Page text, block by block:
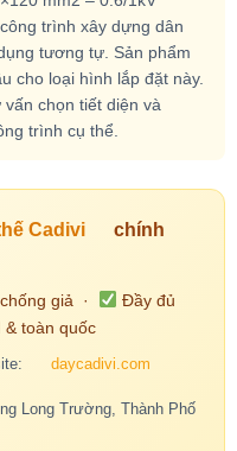
trình xây dựng dân
tương tự. Sản phẩm
cho loại hình lắp đặt này.
chọn tiết diện và
trình cụ thể.
Cadivi
chính
giả ·
Đầy đủ
& toàn quốc
daycadivi.com
Long Trường, Thành Phố